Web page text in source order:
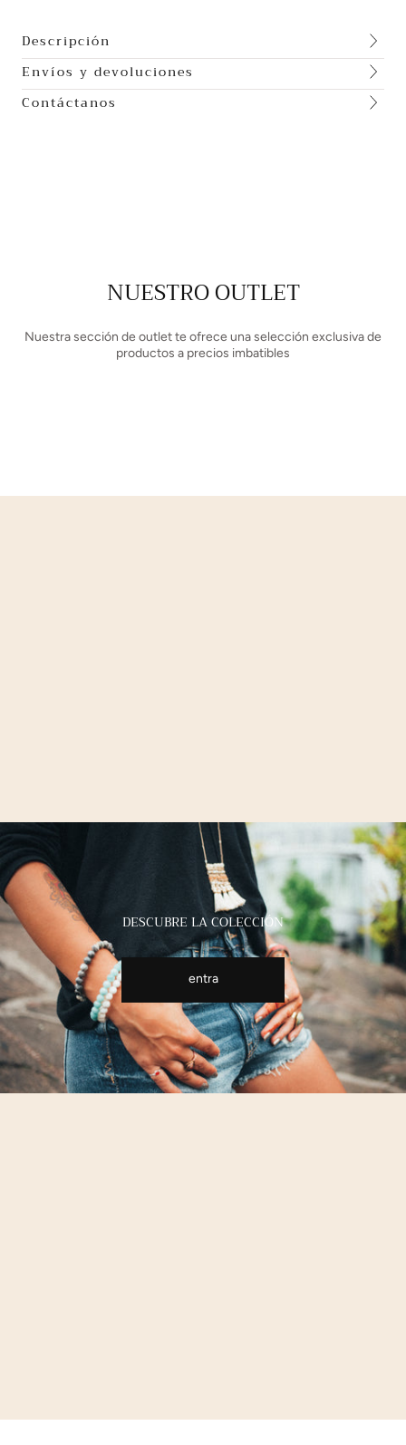
Descripción
Envíos y devoluciones
Contáctanos
NUESTRO OUTLET
Nuestra sección de outlet te ofrece una selección exclusiva de
productos a precios imbatibles
DESCUBRE LA COLECCIÓN
entra